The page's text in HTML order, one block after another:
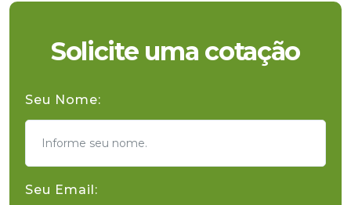
Solicite uma cotação
Seu Nome:
Seu Email: